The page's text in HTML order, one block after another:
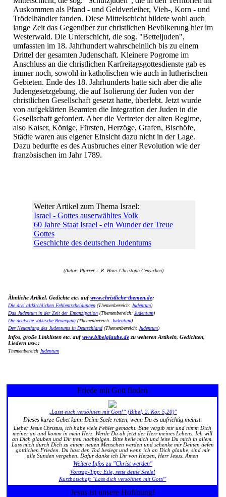
Auskommen als Pfand - und Geldverleiher, Vieh-, Korn - und
Trödelhändler fanden. Diese Mittelschicht bildete wohl auch
lange Zeit das Gegenüber zur christlichen Bevölkerung hier im
Westerwald. Die Unterschicht, die sog. "Betteljuden",
umfassten im 18. Jahrhundert wahrscheinlich bis zu einem
Drittel der gesamten Judenschaft. Kleinere Pogrome im
Anschluss an die christlichen Karfreitagsgottesdienste gab es
immer noch, sowohl in katholischen wie auch in lutherischen
Gebieten. Ende des 18. Jahrhunderts hatte sich aber die alte
Judengesetzgebung, die auf Isolierung der Juden von der
christlichen Gesellschaft gesetzt hatte, überlebt. Jetzt wurde
von aufgeklärten Beamten die Integration der Juden in die
Gesellschaft gefordert. Aber die Vertreter der alten Regime,
also Kaiser, Könige, Fürsten, Herzöge, Grafen, Bischöfe,
Städte waren aus eigener Einsicht dazu nicht in der Lage.
Dazu bedurfte es des Ausbruches einer Revolution wie der
französischen im Jahr 1789.
Weiter Artikel zum Thema Israel:
Israel - Gottes auserwähltes Volk
60 Jahre Staat Israel - ein Wunder der Treue
Gottes
Geschichte des deutschen Judentums
(Autor: Pfarrer i. R. Hans-Christoph Gensichen)
Ähnliche Artikel, Gedichte etc. aufwww.christliche-themen.de:
Die drei altkirchlichen Fehlentscheidungen (Themenbereich: Judentum)
Das Judentum in der Zeit der Emanzipation (Themenbereich: Judentum)
Die deutsche völkische Bewegung (Themenbereich: Judentum)
Der Neuanfang des Judentums in Deutschland (Themenbereich: Judentum)
Infos, große Linklisten etc. aufwww.bibelglaube.de zu weiteren Artikeln, Gedichten,
Liedern usw.:
Themenbereich Judentum
Friede mit Gott finden
„Lasst euch versöhnen mit Gott!“ (Bibel, 2. Kor. 5,20)"
Dieses kurze Gebet kann Deine Seele retten, wenn Du es aufrichtig meinst:
Lieber Jesus Christus, ich habe viele Fehler gemacht. Bitte vergib mir und nimm Dich
meiner an und komm in mein Herz. Werde Du ab jetzt der Herr meines Lebens. Ich will
an Dich glauben und Dir treu nachfolgen. Bitte heile mich und leite Du mich in allem.
Lass mich durch Dich zu einem neuen Menschen werden und schenke mir Deinen tiefen
göttlichen Frieden. Du hast den Tod besiegt und wenn ich an Dich glaube, sind mir
alle Sünden vergeben. Dafür danke ich Dir von Herzen, Herr Jesus. Amen
Weitere Infos zu "Christ werden"
Vortrag-Tipp: Eile, rette deine Seele!
Kurzbotschaft "Lass dich versöhnen mit Gott!"
Jesus ist unsere Hoffnung!